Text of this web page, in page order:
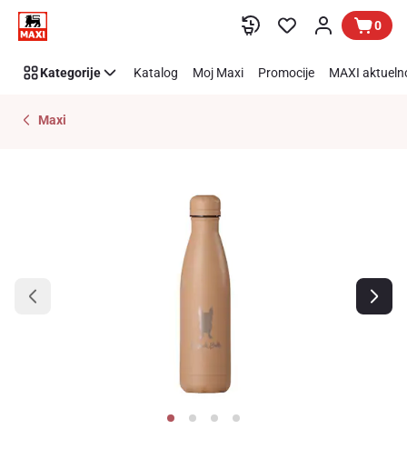
Preskoči link 0
Kategorije Katalog Moj Maxi Promocije MAXI
Maxi